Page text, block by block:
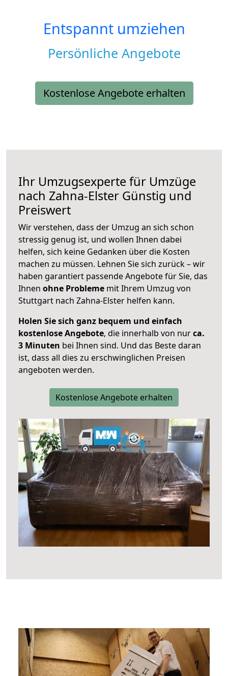
Entspannt umziehen
Persönliche Angebote
Kostenlose Angebote erhalten
Ihr Umzugsexperte für Umzüge
nach Zahna-Elster Günstig und
Preiswert
Wir verstehen, dass der Umzug an sich schon
stressig genug ist, und wollen Ihnen dabei
helfen, sich keine Gedanken über die Kosten
machen zu müssen. Lehnen Sie sich zurück – wir
haben garantiert passende Angebote für Sie, das
Ihnen ohne Probleme mit Ihrem Umzug von
Stuttgart nach Zahna-Elster helfen kann.
Holen Sie sich ganz bequem und einfach
kostenlose Angebote, die innerhalb von nurca.
3 Minuten bei Ihnen sind. Und das Beste daran
ist, dass all dies zu erschwinglichen Preisen
angeboten werden.
Kostenlose Angebote erhalten